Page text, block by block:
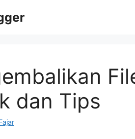
dan Tips